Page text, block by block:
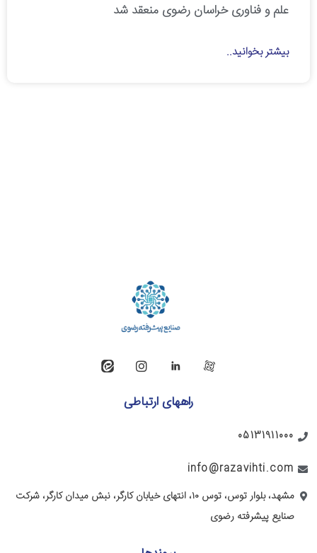
علم و فناوری خراسان رضوی منعقد شد
بیشتر بخوانید..
راههای ارتباطی
05131911000
info@razavihti.com
مشهد، بلوار توس، توس ۱۰، انتهای خیابان کارگر، نبش میدان کارگر، شرکت
صنایع پیشرفته رضوی